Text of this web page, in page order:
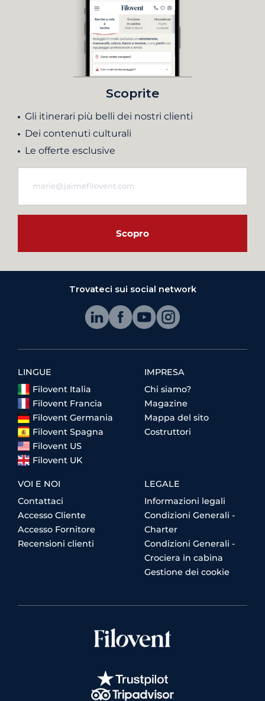
Scoprite
Gli itinerari più belli dei nostri clienti
Dei contenuti culturali
Le offerte esclusive
Scopro
Trovateci sui social network
LINGUE
Filovent Italia
Filovent Francia
Filovent Germania
Filovent Spagna
Filovent US
Filovent UK
IMPRESA
Chi siamo?
Magazine
Mappa del sito
Costruttori
VOI E NOI
Contattaci
Accesso Cliente
Accesso Fornitore
Recensioni clienti
LEGALE
Informazioni legali
Condizioni Generali -
Charter
Condizioni Generali -
Crociera in cabina
Gestione dei cookie